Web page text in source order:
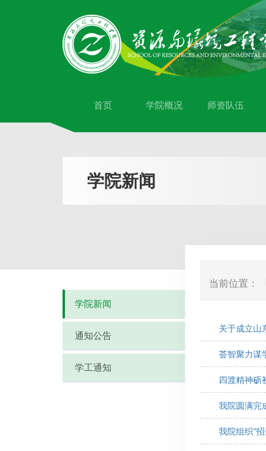
首页 学院概况 师资队伍
学院新闻
学院新闻
通知公告
学工通知
当前位置：
关于成立山
荟智聚力谋
四渡精神砺
我院圆满完
我院组织“